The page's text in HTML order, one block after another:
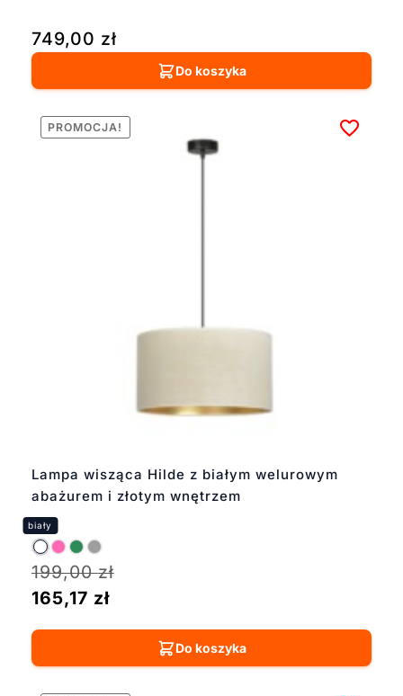
749,00 zł
Do koszyka
Lampa wisząca Hilde z białym welurowym
abażurem i złotym wnętrzem
PROMOCJA!
199,00zł
165,17 zł
Do koszyka